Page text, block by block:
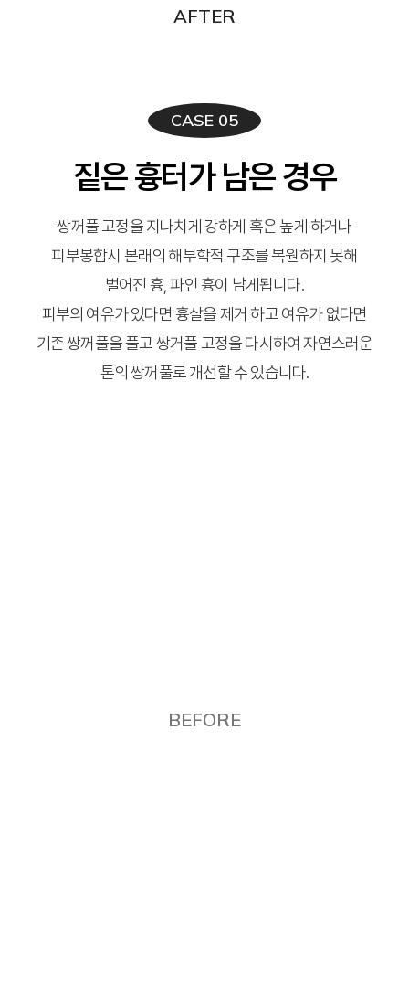
AFTER
CASE 05
짙은 흉터가 남은 경우
쌍꺼풀 고정을 지나치게 강하게 혹은 높게 하거나
피부봉합시 본래의 해부학적 구조를 복원하지 못해
벌어진 흉, 파인 흉이 남게됩니다.
피부의 여유가 있다면 흉살을 제거 하고 여유가 없다면
기존 쌍꺼풀을 풀고 쌍거풀 고정을 다시하여 자연스러운
톤의 쌍꺼풀로 개선할 수 있습니다.
BEFORE